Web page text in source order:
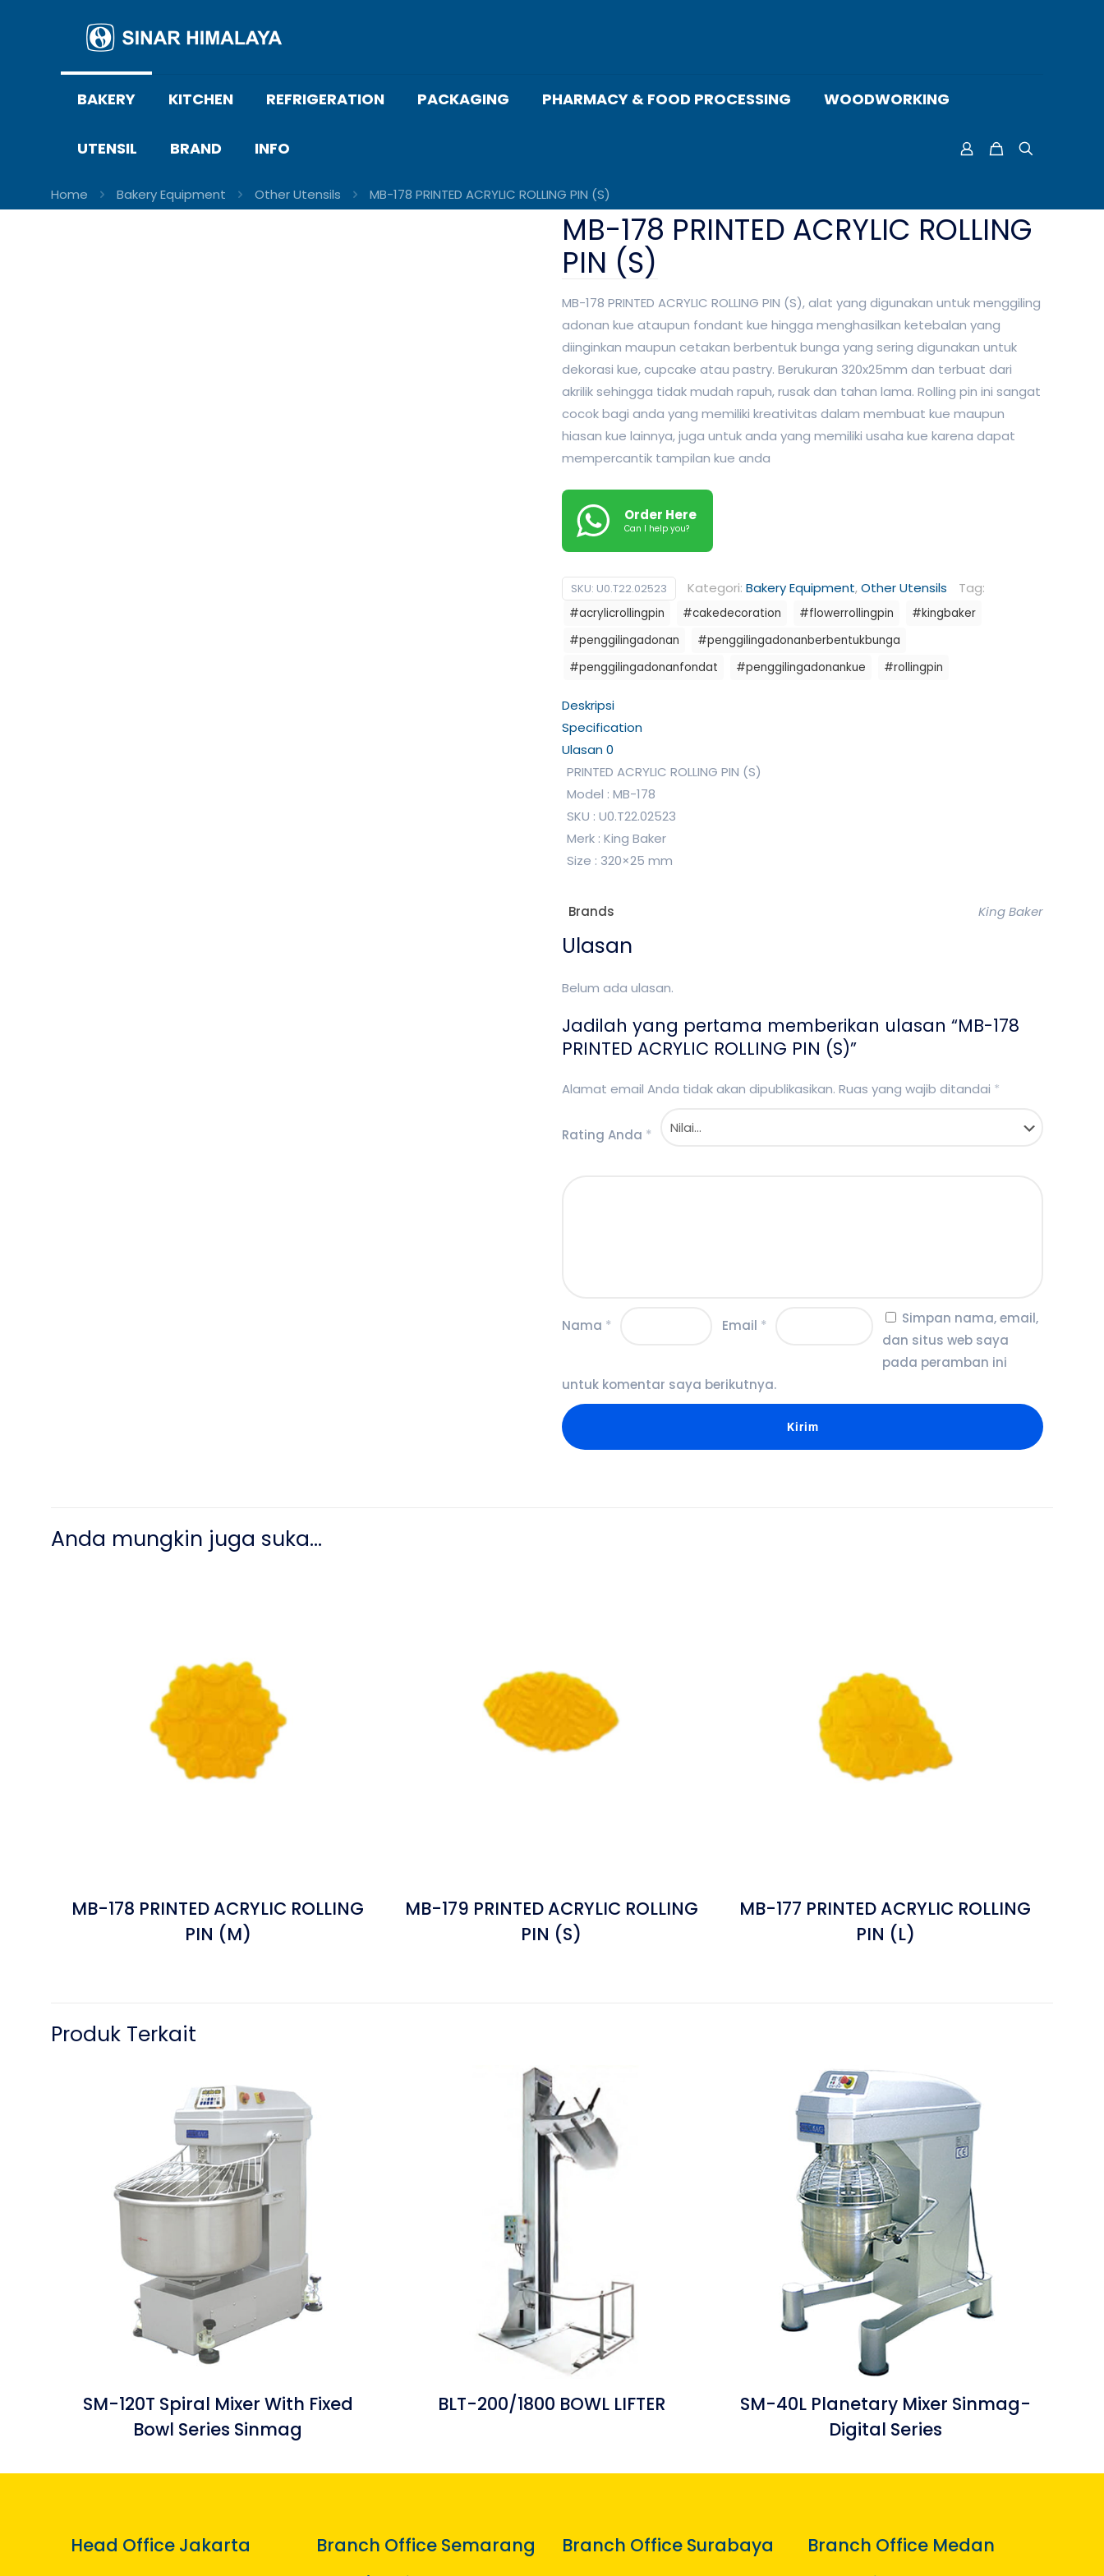
BAKERY KITCHEN REFRIGERATION PACKAGING PHARMACY & FOOD PROCESSING WOODWORKING
UTENSIL BRAND INFO
Home Bakery Equipment Other Utensils MB-178 PRINTED ACRYLIC ROLLING PIN (S)
MB-178 PRINTED ACRYLIC ROLLING
PIN (S)
MB-178 PRINTED ACRYLIC ROLLING PIN (S), alat yang digunakan untuk menggiling
adonan kue ataupun fondant kue hingga menghasilkan ketebalan yang
diinginkan maupun cetakan berbentuk bunga yang sering digunakan untuk
dekorasi kue, cupcake atau pastry. Berukuran 320x25mm dan terbuat dari
akrilik sehingga tidak mudah rapuh, rusak dan tahan lama. Rolling pin ini sangat
cocok bagi anda yang memiliki kreativitas dalam membuat kue maupun
hiasan kue lainnya, juga untuk anda yang memiliki usaha kue karena dapat
mempercantik tampilan kue anda
Order Here
Can I help you?
SKU: U0.T22.02523 Kategori: Bakery Equipment,Other Utensils Tag:
#acrylicrollingpin #cakedecoration #flowerrollingpin
#kingbaker
#penggilingadonan
#penggilingadonanberbentukbunga
#penggilingadonanfondat
#penggilingadonankue #rollingpin
Deskripsi
Specification
Ulasan0
PRINTED ACRYLIC ROLLING PIN (S)
Model : MB-178
SKU : U0.T22.02523
Merk : King Baker
Size : 320×25 mm
Brands King Baker
Ulasan
Belum ada ulasan.
Jadilah yang pertama memberikan ulasan “MB-178
PRINTED ACRYLIC ROLLING PIN (S)”
Alamat email Anda tidak akan dipublikasikan. Ruas yang wajib ditandai *
Rating Anda *
Nama * Email *
Simpan nama, email,
dan situs web saya
pada peramban ini
untuk komentar saya berikutnya.
Anda mungkin juga suka…
MB-178 PRINTED ACRYLIC ROLLING
PIN (M)
MB-179 PRINTED ACRYLIC ROLLING
PIN (S)
MB-177 PRINTED ACRYLIC ROLLING
PIN (L)
Produk Terkait
SM-120T Spiral Mixer With Fixed
Bowl Series Sinmag
BLT-200/1800 BOWL LIFTER
SM-40L Planetary Mixer Sinmag-
Digital Series
Head Office Jakarta Branch Office Semarang Branch Office Surabaya Branch Office Medan